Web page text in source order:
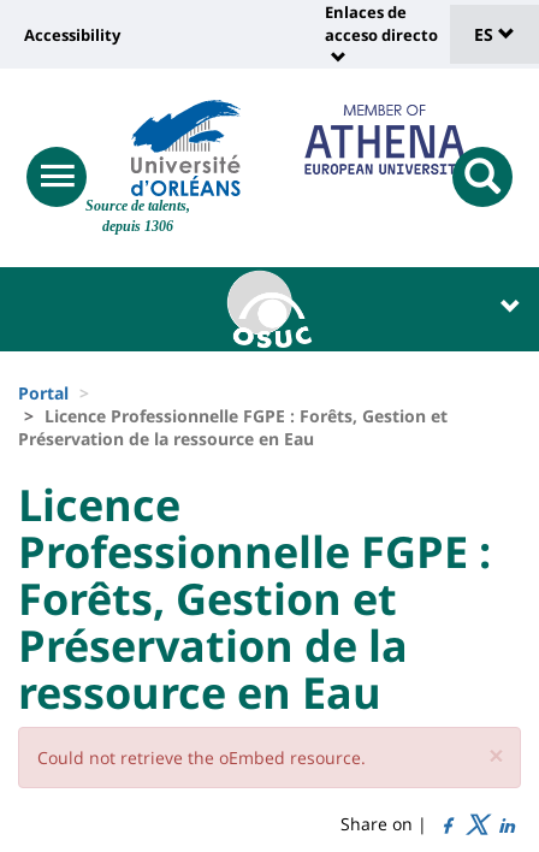
Site
Source de talents,
depuis 1306
Recherche
responsive
menu
button
Université
vers
page
accessibilité
Accessibility
:
Shortcut
links
Enlaces de
acceso directo
de
ES
Block
liste
des
composantes
d'Ariane
Portal
Licence Professionnelle FGPE : Forêts, Gestion et
Préservation de la ressource en Eau
University
:
Sidebar
University
:
Main
content
Titre
de
page
Licence
Professionnelle FGPE :
Forêts, Gestion et
Préservation de la
ressource en Eau
×
Mensaje
de
Could not retrieve the oEmbed resource.
Share on |